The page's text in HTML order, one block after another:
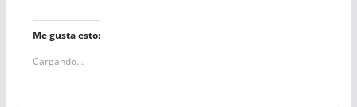
Me gusta esto:
Cargando...